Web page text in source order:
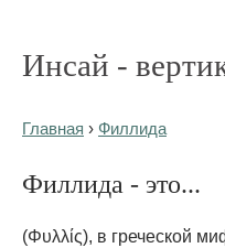
Инсай -
Главная › Филлида
Филлида - это...
(Φυλλίς), в греческой